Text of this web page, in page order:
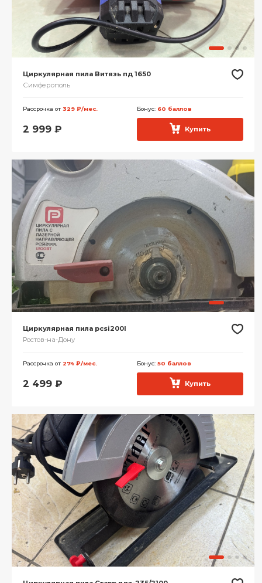
Циркулярная пила Витязь пд 1650
Симферополь
Рассрочка от 329 ₽/мес. Бонус: 60 баллов
2 999 ₽ Купить
Циркулярная пила pcsi200l
Ростов-на-Дону
Рассрочка от 274 ₽/мес. Бонус: 50 баллов
2 499 ₽ Купить